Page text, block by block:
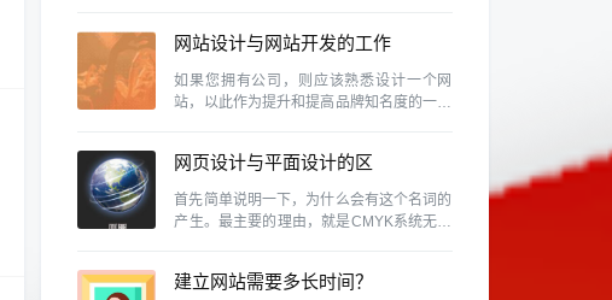
也是视觉设计素养相当高的国家，因此日本
的网页设计的具有参考价值
网站设计与网站开发的工作
内容及区别有那些？
如果您拥有公司，则应该熟悉设计一个网
站，以此作为提升和提高品牌知名度的一种
网页设计与平面设计的区
别。
首先简单说明一下，为什么会有这个名词的
产生。最主要的理由，就是CMYK系统无法
颜色，在CMYK中是表示不出来的。
建立网站需要多长时间？